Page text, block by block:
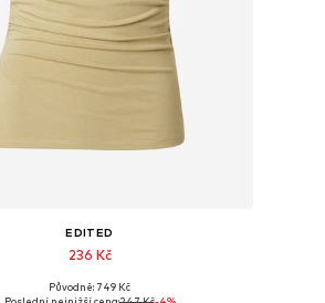
EDITED
236 Kč
Dostupné velikosti: XS, M
Původně: 749 Kč